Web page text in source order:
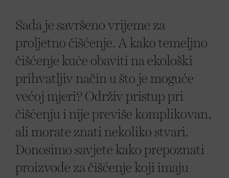
Sada je savršeno vrijeme za
proljetno čišćenje. A kako temeljno
čišćenje kuće obaviti na ekološki
prihvatljiv način u što je moguće
većoj mjeri? Održiv pristup pri
čišćenju i nije previše komplikovan,
ali morate znati nekoliko stvari.
Donosimo savjete kako prepoznati
proizvode za čišćenje koji imaju